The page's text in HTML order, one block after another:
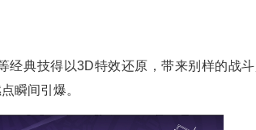
经典技得以3D特效还原，带来别样的战
瞬间引爆。